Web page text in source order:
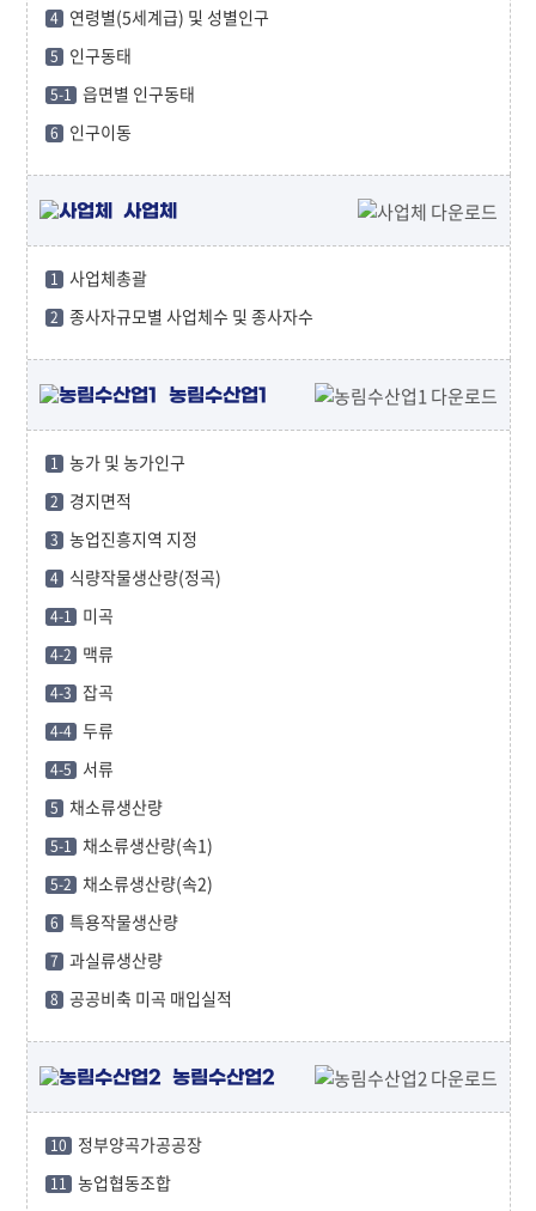
4 연령별(5세계급) 및 성별인구
5 인구동태
5-1 읍면별 인구동태
6 인구이동
사업체
1 사업체총괄
2 종사자규모별 사업체수 및 종사자수
농림수산업1
1 농가 및 농가인구
2 경지면적
3 농업진흥지역 지정
4 식량작물생산량(정곡)
4-1 미곡
4-2 맥류
4-3 잡곡
4-4 두류
4-5 서류
5 채소류생산량
5-1 채소류생산량(속1)
5-2 채소류생산량(속2)
6 특용작물생산량
7 과실류생산량
8 공공비축 미곡 매입실적
농림수산업2
10 정부양곡가공공장
11 농업협동조합